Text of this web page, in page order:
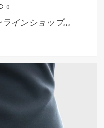
0
インショップ...